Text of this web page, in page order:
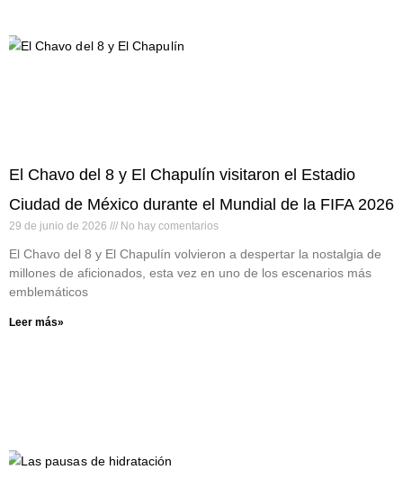
El Chavo del 8 y El Chapulín visitaron el Estadio
Ciudad de México durante el Mundial de la FIFA 2026
29 de junio de 2026 No hay comentarios
El Chavo del 8 y El Chapulín volvieron a despertar la nostalgia de
millones de aficionados, esta vez en uno de los escenarios más
emblemáticos
Leer más»